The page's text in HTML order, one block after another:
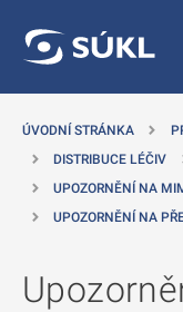
ÚVODNÍ STRÁNKA
DISTRIBUCE LÉČIV
UPOZORNĚNÍ NA
UPOZORNĚNÍ NA